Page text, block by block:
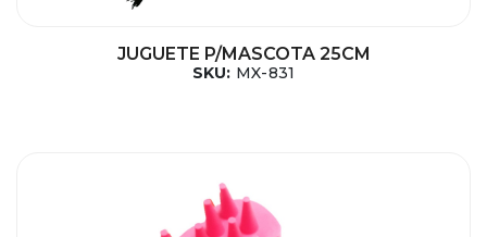
JUGUETE P/MASCOTA 25CM
SKU: MX-831